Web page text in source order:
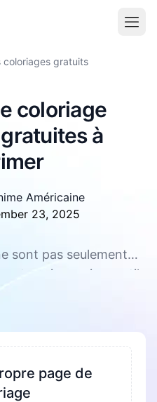
coloriages gratuits
coloriage
à
Américaine
23, 2025
sont pas seulement
mais aussi un outil
développement
améliorer la
favoriser la la
Pendant le processus
œil main et la
sont exercées. En
Octonauts sont
page de